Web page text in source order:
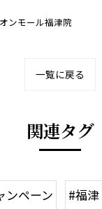
ンモール福津院
一覧に戻る
関連タグ
ンペーン #福津